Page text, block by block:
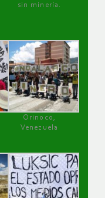
sin minería.
Orinoco,
Venezuela